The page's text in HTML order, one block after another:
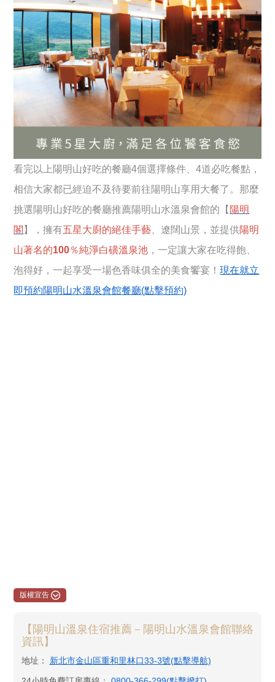
看完以上陽明山好吃的餐廳4個選擇條件、4道必吃餐點，
相信大家都已經迫不及待要前往陽明山享用大餐了。那麼
挑選陽明山好吃的餐廳推薦陽明山水溫泉會館的【 陽明
閣 】，擁有五星大廚的絕佳手藝 、遼闊山景，並提供陽明
山著名的100％純淨白磺溫泉池 ，一定讓大家在吃得飽、
泡得好，一起享受一場色香味俱全的美食饗宴！現在就立
即預約陽明山水溫泉會館餐廳(點擊預約)
版權宣告
【陽明山溫泉住宿推薦－陽明山水溫泉會館聯絡
資訊】
地址： 新北市金山區重和里林口33-3號(點擊導航)